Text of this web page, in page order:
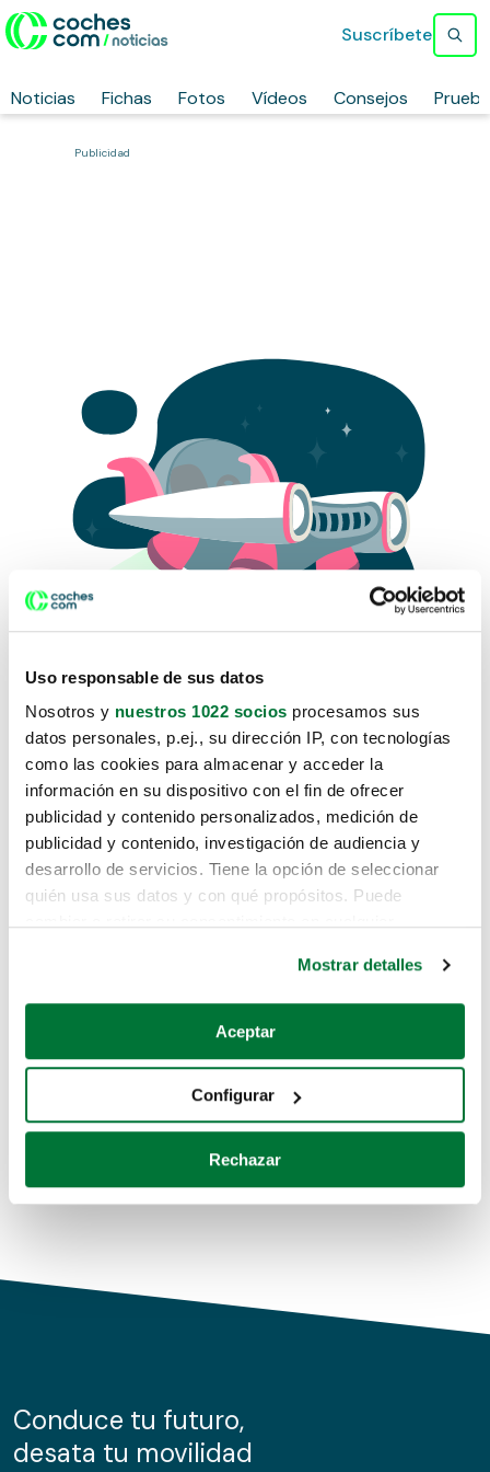
Uso responsable de sus datos
Nosotros y nuestros 1022 socios procesamos sus
datos personales, p.ej., su dirección IP, con tecnologías
como las cookies para almacenar y acceder la
información en su dispositivo con el fin de ofrecer
publicidad y contenido personalizados, medición de
publicidad y contenido, investigación de audiencia y
desarrollo de servicios. Tiene la opción de seleccionar
quién usa sus datos y con qué propósitos. Puede
Si lo permite, también quisiéramos:
Recopilar información sobre su ubicación geográfica
Identificar su dispositivo analizándolo activamente
para buscar características específicas (huellas
Obtenga más información sobre cómo se procesan sus
de cookies.
información sobre el uso que haga del sitio web con
nuestros partners de redes sociales, publicidad y análisis
Mostrar detalles
Aceptar
Configurar
Rechazar
Noticias Fichas Fotos Vídeos Consejos
Suscríbete
Publicidad
Lo sentimos, no sabemos como
te hemos traido hasta aquí.
Pero puedes encontrar el coche que estás
buscando en alguno de estos enlaces:
Coches de segunda mano
Coches de km0
Conduce tu futuro,
desata tu movilidad